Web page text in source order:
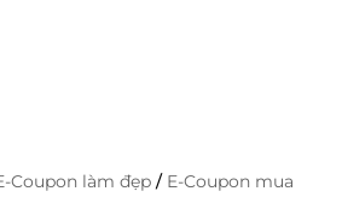
Coupon làm đẹp / E-Coupon mua